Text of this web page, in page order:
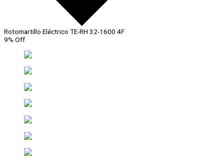
Rotomartillo Eléctrico TE-RH 32-1600 4F
9% Off